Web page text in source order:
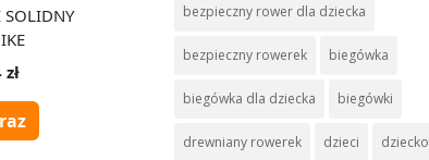
bezpieczny rower dla dziecka
bezpieczny rowerek biegówka
biegówka dla dziecka biegówki
drewniany rowerek dzieci dziecko